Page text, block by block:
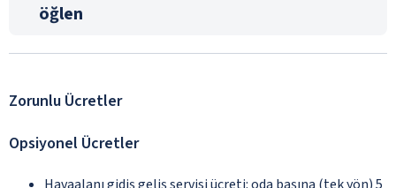
öğlen
Zorunlu Ücretler
Opsiyonel Ücretler
Havaalanı gidiş geliş servisi ücreti: oda başına (tek yön) 5